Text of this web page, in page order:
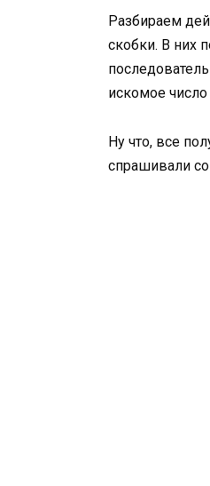
Разбираем
скобки. В них
искомое
Ну что, все
спрашивали